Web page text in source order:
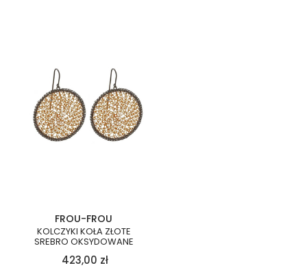
FROU-FROU
KOLCZYKI KOŁA ZŁOTE
SREBRO OKSYDOWANE
423,00 zł